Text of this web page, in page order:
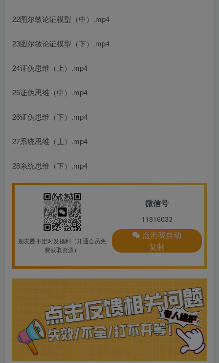
22图尔敏论证模型（中）.mp4
23图尔敏论证模型（下）.mp4
24证伪思维（上）.mp4
25证伪思维（中）.mp4
26证伪思维（下）.mp4
27系统思维（上）.mp4
28系统思维（下）.mp4
朋友圈不定时发福利（开通会员免
费获取资源）
微信号
11816033
点击我自动
复制